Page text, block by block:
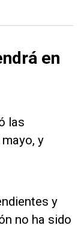
en
las
y
y
no ha sido